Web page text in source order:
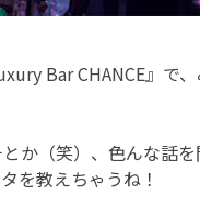
Bar CHANCE』で
か（笑）、色んな話
を教えちゃうね！